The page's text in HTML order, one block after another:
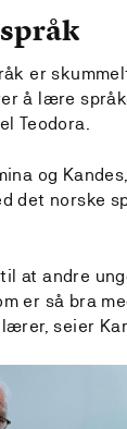
er
å lære
Teodora.
og
det norske
at andre
er så bra
seier